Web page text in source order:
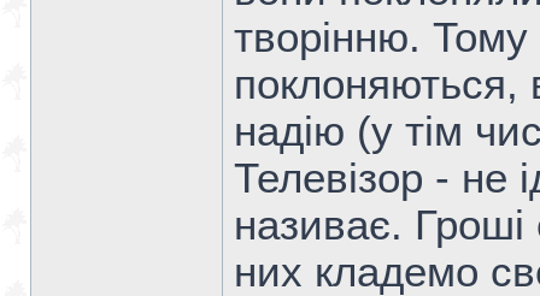
творінню.
поклоняються,
надію (у тім
Телевізор - не
називає.
них кладемо